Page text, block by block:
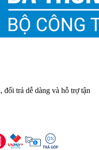
đổi trả dễ dàng và hỗ trợ tận